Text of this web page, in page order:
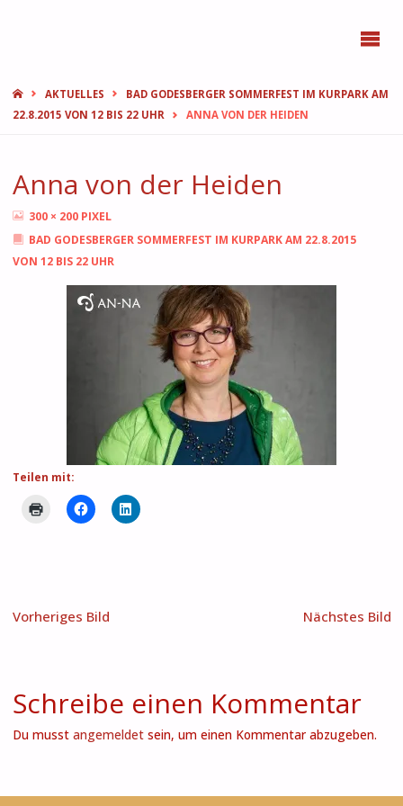
STARTAKTUELLES
BAD GODESBERGER SOMMERFEST IM KURPARK AM
22.8.2015 VON 12 BIS 22 UHR
ANNA VON DER HEIDEN
Anna von der Heiden
ORIGINALGRÖSSE
300 × 200 PIXEL
BAD GODESBERGER SOMMERFEST IM KURPARK AM 22.8.2015
VON 12 BIS 22 UHR
Teilen mit:
Vorheriges Bild Nächstes Bild
Schreibe einen Kommentar
Du musst angemeldetsein, um einen Kommentar abzugeben.